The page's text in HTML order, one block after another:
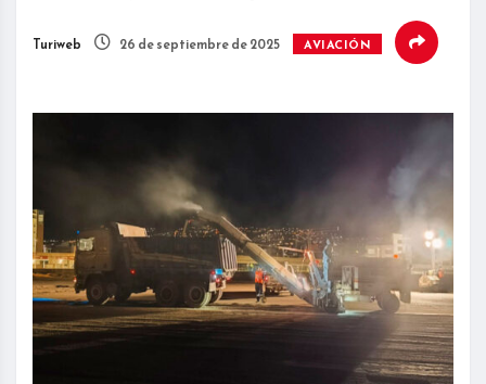
Turiweb 26 de septiembre de 2025 AVIACIÓN